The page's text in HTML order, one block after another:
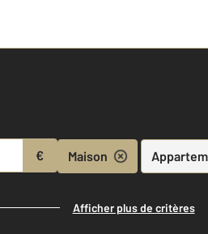
€ Maison
Afficher plus de critères